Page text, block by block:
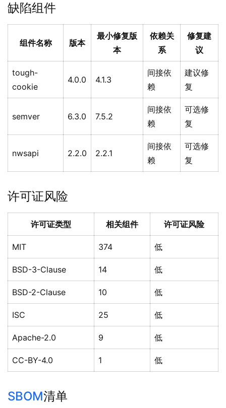
缺陷组件
组件名称 版本
最小修复版
本
依赖关
系
修复建
议
tough-
cookie
4.0.0 4.1.3
间接依
赖
建议修
复
semver 6.3.0 7.5.2
间接依
赖
可选修
复
nwsapi 2.2.0 2.2.1
间接依
赖
可选修
复
许可证风险
许可证类型 相关组件 许可证风险
MIT 374 低
BSD-3-Clause 14 低
BSD-2-Clause 10 低
ISC 25 低
Apache-2.0 9 低
CC-BY-4.0 1 低
SBOM清单